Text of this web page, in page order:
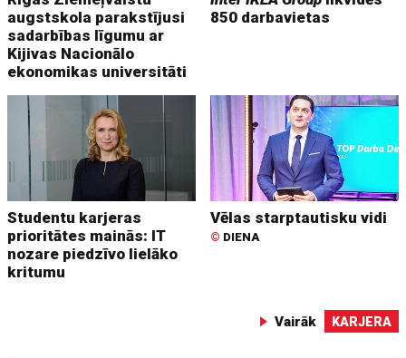
augstskola parakstījusi
sadarbības līgumu ar
Kijivas Nacionālo
ekonomikas universitāti
850 darbavietas
Studentu karjeras
prioritātes mainās: IT
nozare piedzīvo lielāko
kritumu
Vēlas starptautisku vidi
© DIENA
Vairāk KARJERA